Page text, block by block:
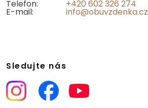
Telefon:
+420 602 326 274
E-mail: info@obuvzdenka.cz
Sledujte nás